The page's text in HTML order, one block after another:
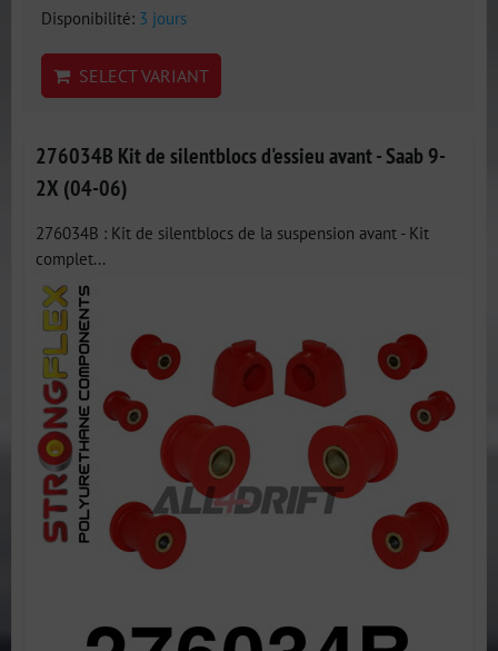
Disponibilité: 3 jours
SELECT VARIANT
276034B Kit de silentblocs d'essieu avant - Saab 9-
2X (04-06)
276034B : Kit de silentblocs de la suspension avant - Kit
complet...